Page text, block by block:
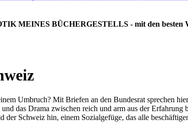
MEINES BÜCHERGESTELLS - mit den besten
Umbruch? Mit Briefen an den Bundesrat sprechen
das Drama zwischen reich und arm aus der
Schweiz hin, einem Sozialgefüge, das alle